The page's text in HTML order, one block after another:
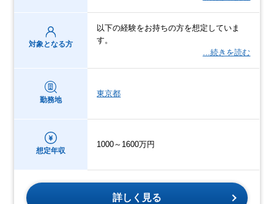
対象となる方
以下の経験をお持ちの方を想定していま
す。
…続きを読む
勤務地
東京都
想定年収
1000～1600万円
詳しく見る